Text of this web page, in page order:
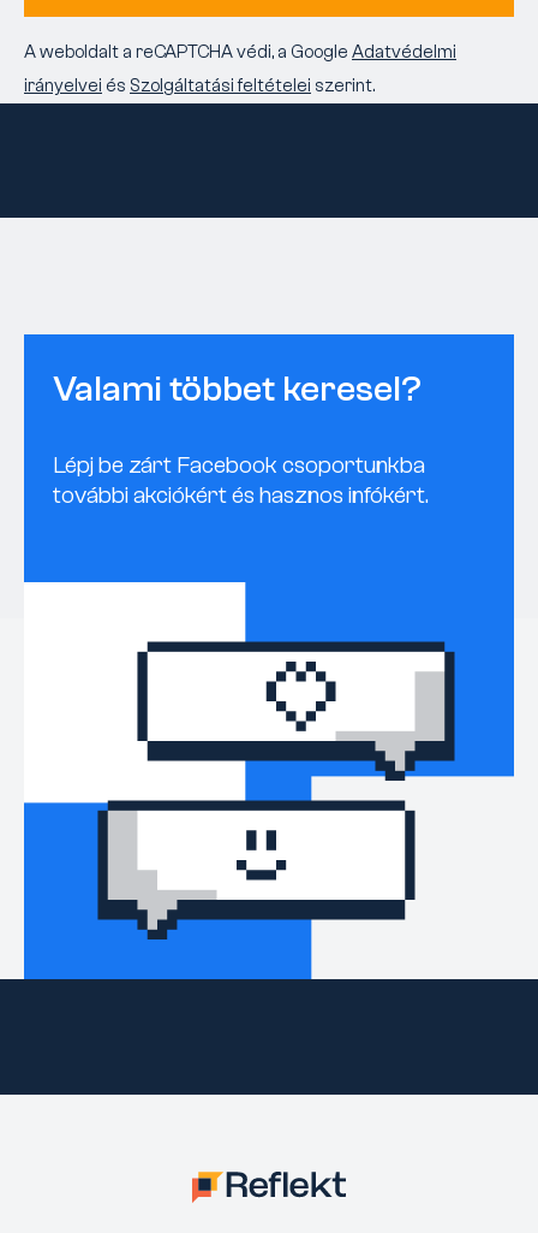
A weboldalt a reCAPTCHA védi, a Google Adatvédelmi
irányelvei és Szolgáltatási feltételei szerint.
Valami többet keresel?
Lépj be zárt Facebook csoportunkba
további akciókért és hasznos infókért.